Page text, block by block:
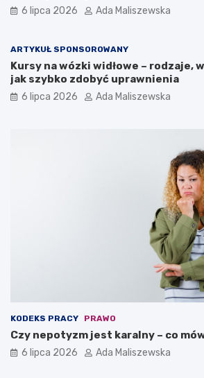
6 lipca 2026 Ada Maliszewska
ARTYKUŁ SPONSOROWANY
Kursy na wózki widłowe – rodzaje,
jak szybko zdobyć uprawnienia
6 lipca 2026 Ada Maliszewska
KODEKS PRACY PRAWO
Czy nepotyzm jest karalny – co
6 lipca 2026 Ada Maliszewska